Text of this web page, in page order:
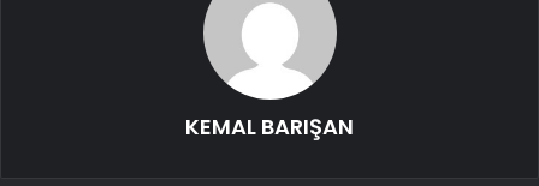
KEMAL BARIŞAN